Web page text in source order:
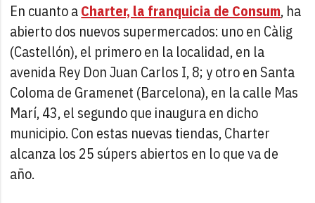
En cuanto aCharter, la franquicia de Consum, ha
abierto dos nuevos supermercados: uno en Càlig
(Castellón), el primero en la localidad, en la
avenida Rey Don Juan Carlos I, 8; y otro en Santa
Coloma de Gramenet (Barcelona), en la calle Mas
Marí, 43, el segundo que inaugura en dicho
municipio. Con estas nuevas tiendas, Charter
alcanza los 25 súpers abiertos en lo que va de
año.